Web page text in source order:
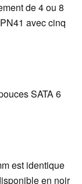
de 4 ou 8
avec cinq
SATA 6
est identique
en noir